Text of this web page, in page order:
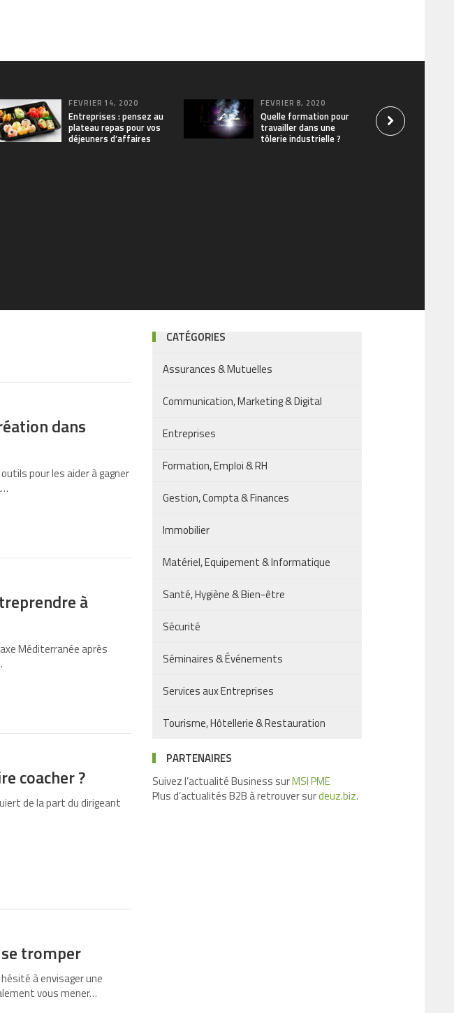
FÉVRIER 14, 2020
Entreprises : pensez au
plateau repas pour vos
déjeuners d’affaires
FÉVRIER 8, 2020
Quelle formation pour
travailler dans une
tôlerie industrielle ?
dans
pour les aider à gagner
à
Méditerranée après
coacher ?
de la part du dirigeant
tromper
à envisager une
vous mener…
CATÉGORIES
Assurances & Mutuelles
Communication, Marketing & Digital
Entreprises
Formation, Emploi & RH
Gestion, Compta & Finances
Immobilier
Matériel, Equipement & Informatique
Santé, Hygiène & Bien-être
Sécurité
Séminaires & Événements
Services aux Entreprises
Tourisme, Hôtellerie & Restauration
PARTENAIRES
Suivez l’actualité Business surMSI PME
Plus d’actualités B2B à retrouver surdeuz.biz.